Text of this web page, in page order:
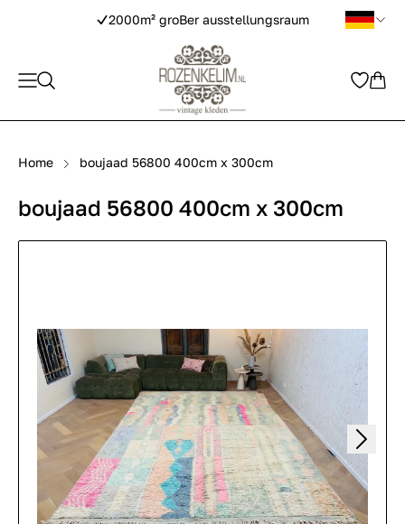
2000m² groBer ausstellungsraum
Home boujaad 56800 400cm x 300cm
boujaad 56800 400cm x 300cm